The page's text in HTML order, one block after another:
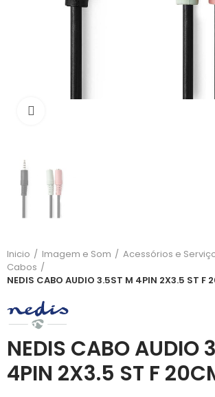
Inicio Imagem e Som
Acessórios e
Cabos
NEDIS CABO AUDIO 3.5ST M 4PIN 2X3.5 ST F
NEDIS CABO AUDIO
4PIN 2X3.5 ST F